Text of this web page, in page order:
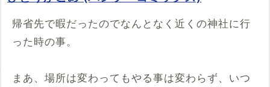
※YouTubeのURL
例：https://youtu.be/***********
帰省先で暇だったのでなんとなく近くの神社に行
った時の事。
まあ、場所は変わってもやる事は変わらず、いつ